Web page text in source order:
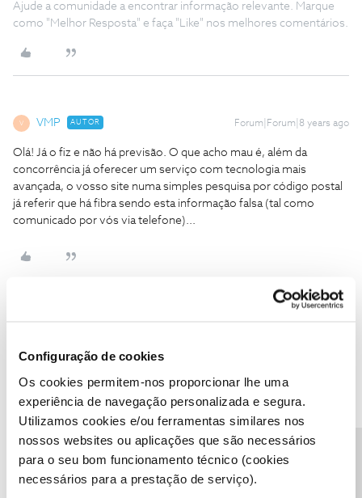
Configuração de cookies
Os cookies permitem-nos proporcionar lhe uma
experiência de navegação personalizada e segura.
Utilizamos cookies e/ou ferramentas similares nos
nossos websites ou aplicações que são necessários
para o seu bom funcionamento técnico (cookies
necessários para a prestação de serviço).
Ajude a comunidade a encontrar informação relevante. Marque
como "Melhor Resposta" e faça "Like" nos melhores comentários.
V VMP AUTOR Forum|Forum|8 years ago
Olá! Já o fiz e não há previsão. O que acho mau é, além da
concorrência já oferecer um serviço com tecnologia mais
avançada, o vosso site numa simples pesquisa por código postal
já referir que há fibra sendo esta informação falsa (tal como
comunicado por vós via telefone)...
É típico da NOS
Tive de repetir a historia vezes sem fim, pois de cada vez que
entrava em contacto era atendida por um funcionário diferente,
com opinião diferente. Até que um funcionario na loja me
começou a atender regularmente e fez o impossível para resolver
o problema. Um mês, quase 2, passaram e continuo a receber
mensagens de pagamento, já incluído na fatura.